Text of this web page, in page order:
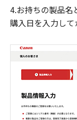
4.お持ちの製品名
購入日を入力し